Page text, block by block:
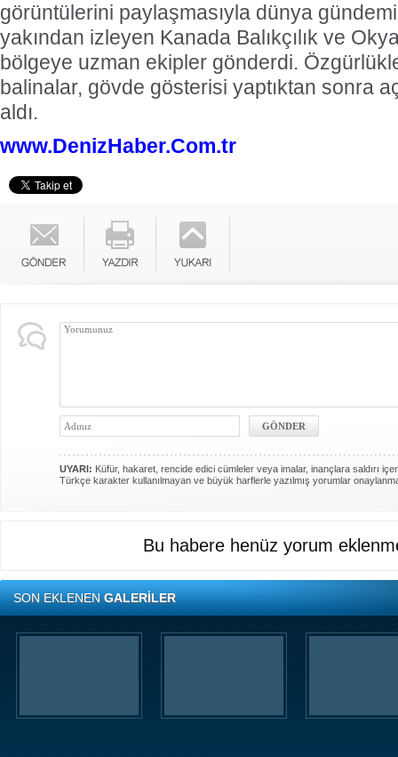
görüntülerini paylaşmasıyla dünya
yakından izleyen Kanada Balıkçılık ve
bölgeye uzman ekipler gönderdi.
balinalar, gövde gösterisi yaptıktan sonra
aldı.
www.DenizHaber.Com.tr
UYARI: Küfür, hakaret, rencide edici cümleler veya imalar, inançlara saldırı
Türkçe karakter kullanılmayan ve büyük harflerle yazılmış yorumlar
Bu habere henüz yorum
SON EKLENENGALERİLER